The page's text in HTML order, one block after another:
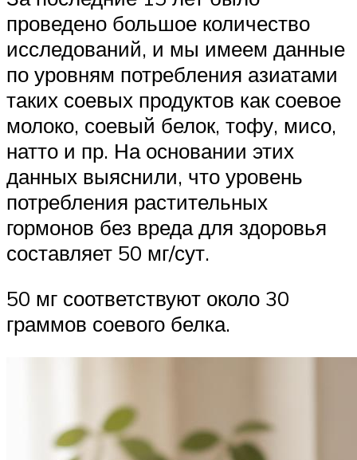
проведено большое количество
исследований, и мы имеем данные
по уровням потребления азиатами
таких соевых продуктов как соевое
молоко, соевый белок, тофу, мисо,
натто и пр. На основании этих
данных выяснили, что уровень
потребления растительных
гормонов без вреда для здоровья
составляет 50 мг/сут.
50 мг соответствуют около 30
граммов соевого белка.